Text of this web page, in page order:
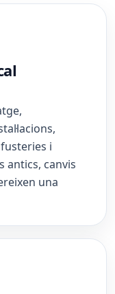
i
antics, canvis
una